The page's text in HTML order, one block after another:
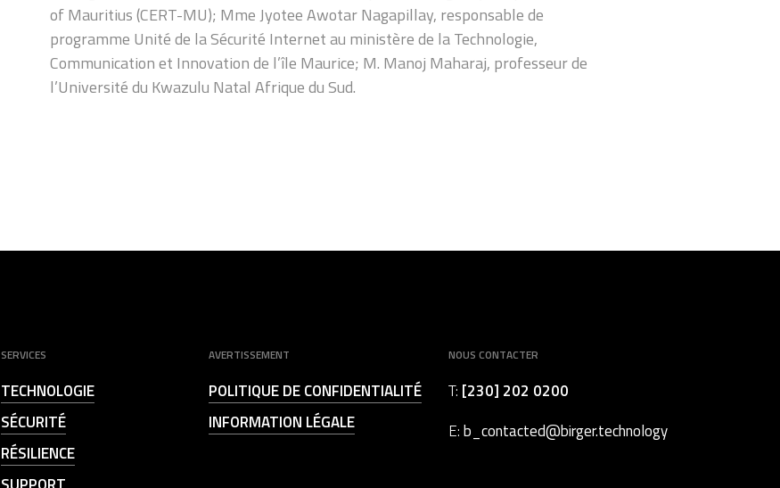
of Mauritius (CERT-MU); Mme Jyotee Awotar Nagapillay, responsable de
programme Unité de la Sécurité Internet au ministère de la Technologie,
Communication et Innovation de l’île Maurice; M. Manoj Maharaj, professeur de
l’Université du Kwazulu Natal Afrique du Sud.
SERVICES
TECHNOLOGIE
SÉCURITÉ
RÉSILIENCE
AVERTISSEMENT
POLITIQUE DE CONFIDENTIALITÉ
INFORMATION LÉGALE
NOUS CONTACTER
T: [230] 202 0200
E:b_contacted@birger.technology